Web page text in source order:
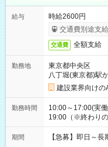
給与
時給2600円
交通費別途支
交通費 全額支給
勤務地
東京都中央区
八丁堀(東京都)駅
建設業界向けの
勤務時間
10:00～17:00(実
19:00（※終わり
期間 【急募】即日～